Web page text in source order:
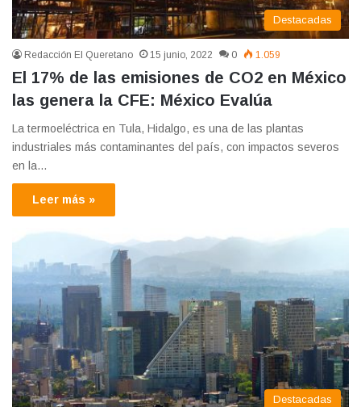
Destacadas
Redacción El Queretano 15 junio, 2022 0 1.059
El 17% de las emisiones de CO2 en México
las genera la CFE: México Evalúa
La termoeléctrica en Tula, Hidalgo, es una de las plantas
industriales más contaminantes del país, con impactos severos
en la…
Leer más »
Destacadas